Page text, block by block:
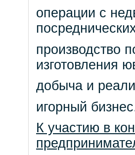
операции с
производство
изготовления
добыча и
игорный
К участию в